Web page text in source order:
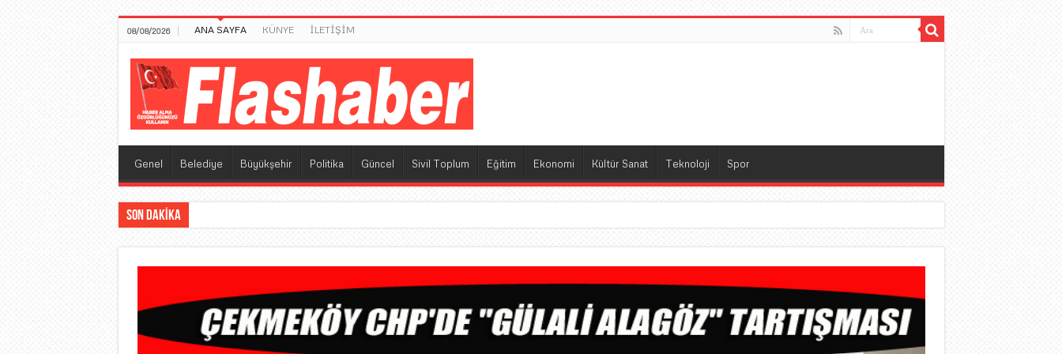
08/08/2026 ANA SAYFA KÜNYE İLETİŞİM
Genel Belediye Büyükşehir Politika Güncel Sivil Toplum Eğitim Ekonomi Kültür Sanat Teknoloji Spor
SON DAKİKA